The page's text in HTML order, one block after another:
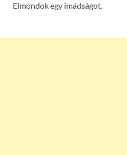
Elmondok egy imádságot.